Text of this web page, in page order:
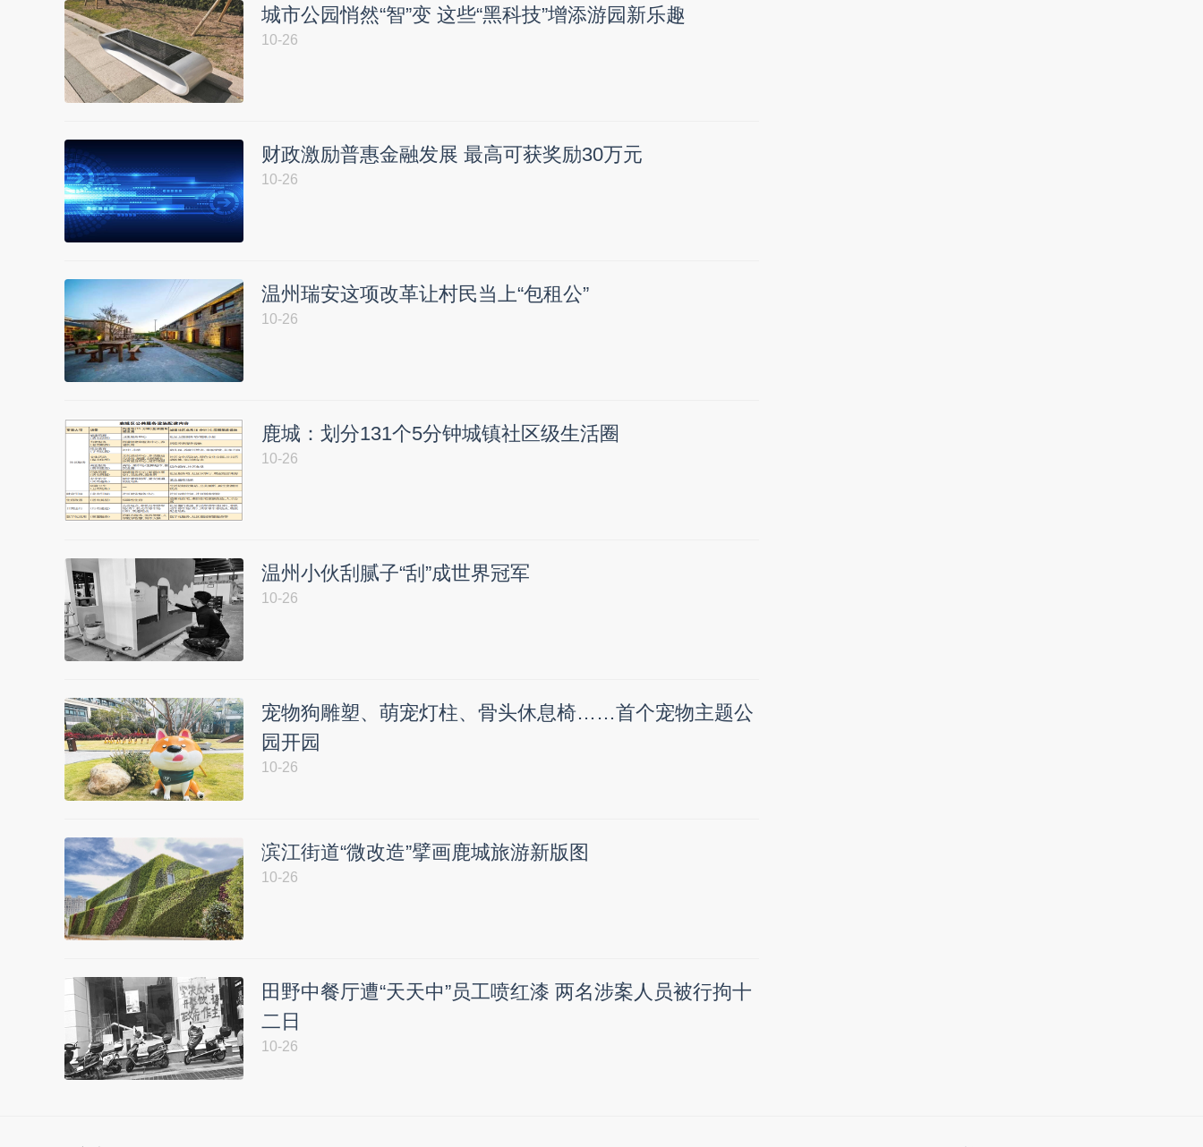
城市公园悄然“智”变 这些“黑科技”增添游园新乐趣
10-26
财政激励普惠金融发展 最高可获奖励30万元
10-26
温州瑞安这项改革让村民当上“包租公”
10-26
鹿城：划分131个5分钟城镇社区级生活圈
10-26
温州小伙刮腻子“刮”成世界冠军
10-26
宠物狗雕塑、萌宠灯柱、骨头休息椅……首个宠物主题公
园开园
10-26
滨江街道“微改造”擘画鹿城旅游新版图
10-26
田野中餐厅遭“天天中”员工喷红漆 两名涉案人员被行拘十
二日
10-26